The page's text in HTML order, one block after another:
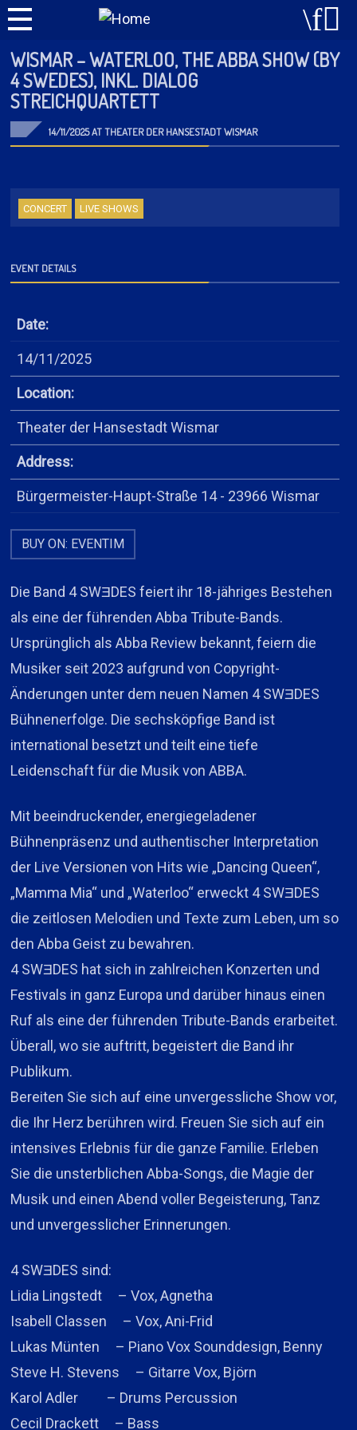
WISMAR – WATERLOO, THE ABBA SHOW (BY
4 SWEDES), INKL. DIALOG
STREICHQUARTETT
14/11/2025 AT THEATER DER HANSESTADT WISMAR
CONCERT LIVE SHOWS
EVENT DETAILS
Date:
14/11/2025
Location:
Theater der Hansestadt Wismar
Address:
Bürgermeister-Haupt-Straße 14 - 23966 Wismar
BUY ON: EVENTIM
Die Band 4 SWƎDES feiert ihr 18-jähriges Bestehen
als eine der führenden Abba Tribute-Bands.
Ursprünglich als Abba Review bekannt, feiern die
Musiker seit 2023 aufgrund von Copyright-
Änderungen unter dem neuen Namen 4 SWƎDES
Bühnenerfolge. Die sechsköpfige Band ist
international besetzt und teilt eine tiefe
Leidenschaft für die Musik von ABBA.
Mit beeindruckender, energiegeladener
Bühnenpräsenz und authentischer Interpretation
der Live Versionen von Hits wie „Dancing Queen“,
„Mamma Mia“ und „Waterloo“ erweckt 4 SWƎDES
die zeitlosen Melodien und Texte zum Leben, um so
den Abba Geist zu bewahren.
4 SWƎDES hat sich in zahlreichen Konzerten und
Festivals in ganz Europa und darüber hinaus einen
Ruf als eine der führenden Tribute-Bands erarbeitet.
Überall, wo sie auftritt, begeistert die Band ihr
Publikum.
Bereiten Sie sich auf eine unvergessliche Show vor,
die Ihr Herz berühren wird. Freuen Sie sich auf ein
intensives Erlebnis für die ganze Familie. Erleben
Sie die unsterblichen Abba-Songs, die Magie der
Musik und einen Abend voller Begeisterung, Tanz
und unvergesslicher Erinnerungen.
4 SWƎDES sind:
Lidia Lingstedt – Vox, Agnetha
Isabell Classen – Vox, Ani-Frid
Lukas Münten – Piano Vox Sounddesign, Benny
Steve H. Stevens – Gitarre Vox, Björn
Karol Adler – Drums Percussion
Cecil Drackett – Bass